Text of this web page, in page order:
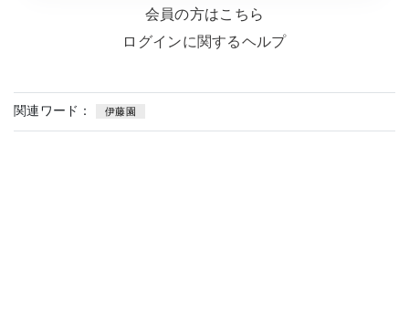
会員の方はこちら
ログインに関するヘルプ
関連ワード： 伊藤園